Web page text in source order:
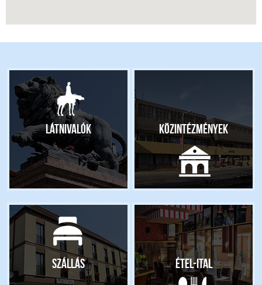
Látnivalók Közintézmények
Szállás Étel-ital